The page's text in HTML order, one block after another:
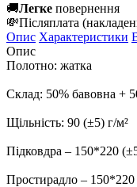
🚚Легке повернення
💸Післяплата
Опис Характеристики
Опис
Полотно: жатка
Склад: 50% бавовна +
Щільність: 90 (±5) г/м²
Підковдра – 150*220
Простирадло –